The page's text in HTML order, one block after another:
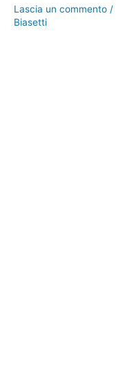
Lascia un commento /
Biasetti